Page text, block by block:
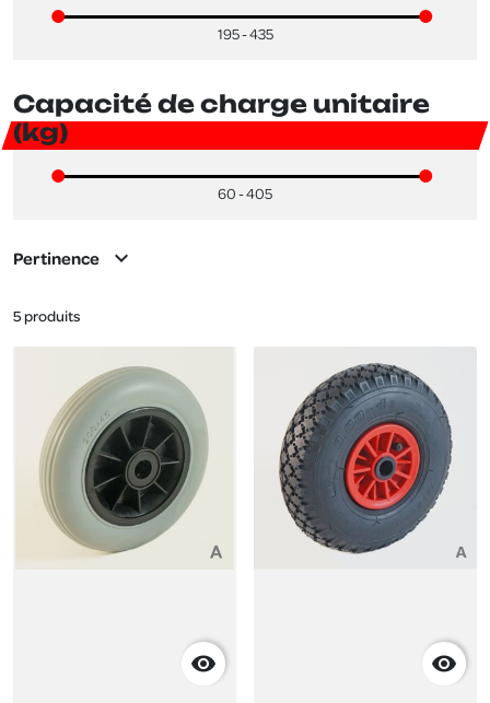
195 - 435
Capacité de charge unitaire
(kg)
60 - 405
5 produits
Pertinence expand_more
 